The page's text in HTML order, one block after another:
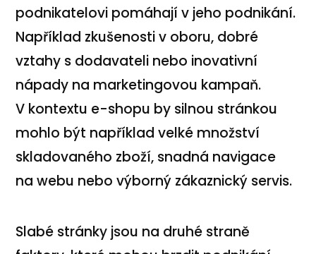
podnikatelovi pomáhají v jeho podnikání.
Například zkušenosti v oboru, dobré
vztahy s dodavateli nebo inovativní
nápady na marketingovou kampaň.
V kontextu e-shopu by silnou stránkou
mohlo být například velké množství
skladovaného zboží, snadná navigace
na webu nebo výborný zákaznický servis.
Slabé stránky jsou na druhé straně